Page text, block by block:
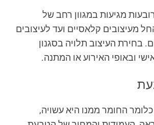
מגיעות במגוון רחב של
מעיצובים קלאסיים ועד לעיצובים
בחירת העיצוב תלויה בסגנון
ובאופי האירוע או המתנה.
החומר ממנו היא עשויה,